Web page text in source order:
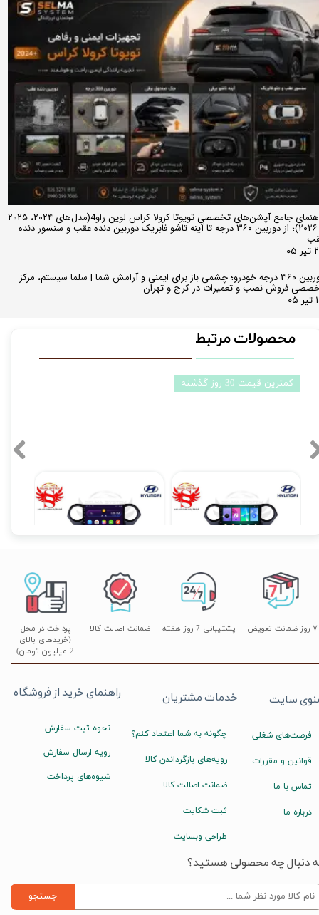
راهنمای جامع آپشن‌های تخصصی تویوتا کرولا کراس لوین راو4(مدل‌های ۲۰۲۴، ۲۰۲۵
و ۲۰۲۶)؛ از دوربین ۳۶۰ درجه تا آینه تاشو فابریک دوربین دنده عقب و سنسور دنده
دوربین ۳۶۰ درجه خودرو؛ چشمی باز برای ایمنی و آرامش شما | سلما سیستم، مرکز
فروش نصب و تعمیرات در کرج و تهران
محصولات مرتبط
مانیتور فابریک اندروید خودروی هیوندای i10 برند ویستا VISTA مدل FX-1032
۱۴,۸۹۰,۰۰۰ تومان
مانیتور فابریک خودروی هیوندای i10 مدل اندروید سری 116 رام 1 حافظه 16
۱۱,۹۰۰,۰۰۰ تومان
کمترین قیمت 30 روز گذشته
پشتیبانی 7 روز هفته
پرداخت در محل
(خریدهای بالای
2 میلیون تومان)
۷ روز ضمانت تعویض ضمانت اصالت کالا
راهنمای خرید از فروشگاه
نحوه ثبت سفارش
رویه ارسال سفارش
شیوه‌های پرداخت
خدمات مشتریان
چگونه به شما اعتماد کنم؟
رویه‌های بازگرداندن کالا
ضمانت اصالت کالا
ثبت شکایت
طراحی وبسایت
سایت
فرصت‌های شغلی
قوانین و مقررات
تماس با ما
درباره ما
دنبال چه محصولی هستید؟
جستجو